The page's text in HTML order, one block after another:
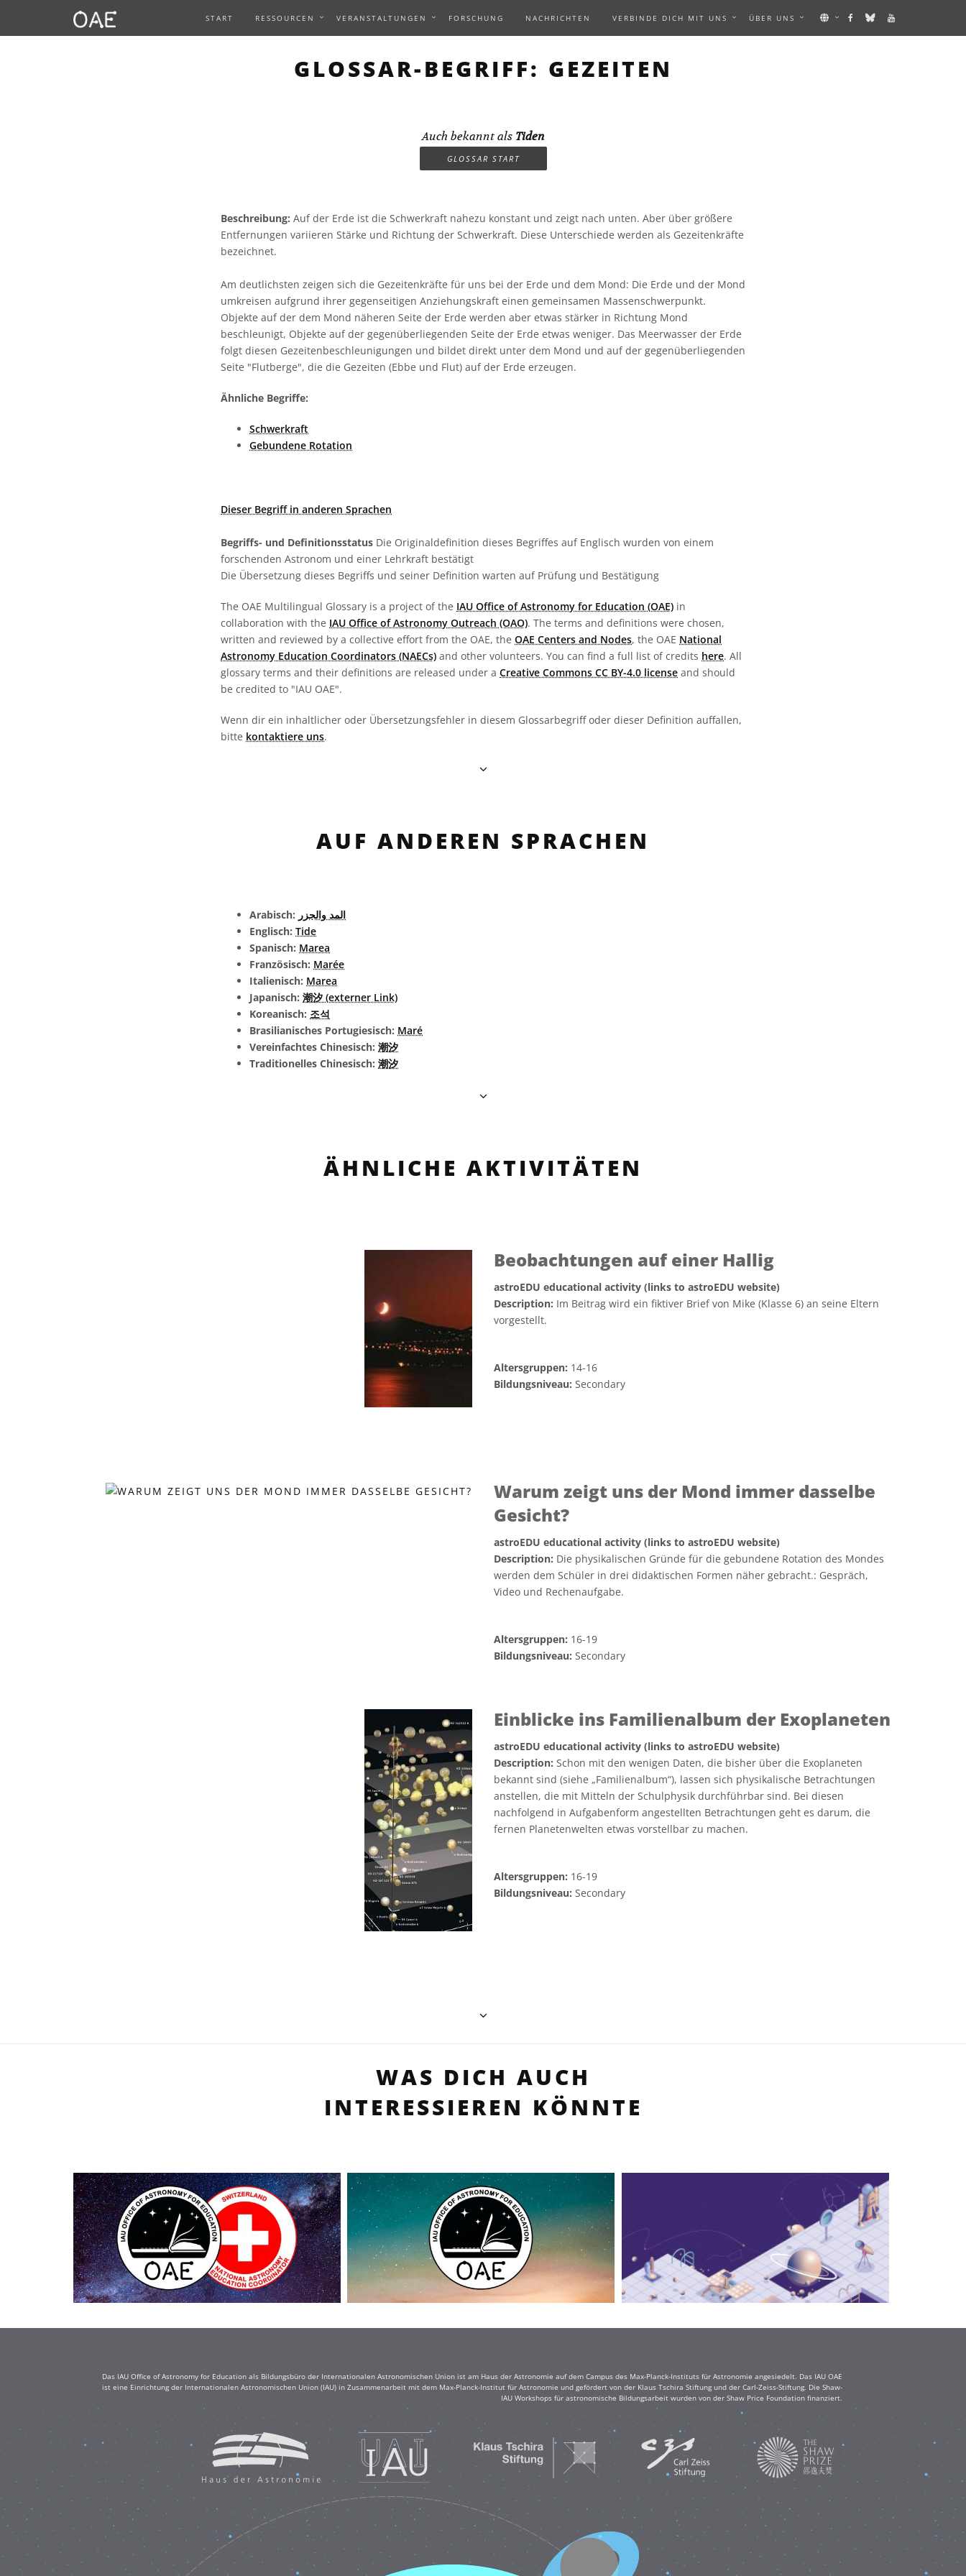
START RESSOURCEN VERANSTALTUNGEN FORSCHUNG NACHRICHTEN VERBINDE DICH MIT UNS ÜBER UNS
GLOSSAR-BEGRIFF: GEZEITEN
Auch bekannt als Tiden
GLOSSAR START
Beschreibung: Auf der Erde ist die Schwerkraft nahezu konstant und zeigt nach unten. Aber über größere
Entfernungen variieren Stärke und Richtung der Schwerkraft. Diese Unterschiede werden als Gezeitenkräfte
bezeichnet.
Am deutlichsten zeigen sich die Gezeitenkräfte für uns bei der Erde und dem Mond: Die Erde und der Mond
umkreisen aufgrund ihrer gegenseitigen Anziehungskraft einen gemeinsamen Massenschwerpunkt.
Objekte auf der dem Mond näheren Seite der Erde werden aber etwas stärker in Richtung Mond
beschleunigt, Objekte auf der gegenüberliegenden Seite der Erde etwas weniger. Das Meerwasser der Erde
folgt diesen Gezeitenbeschleunigungen und bildet direkt unter dem Mond und auf der gegenüberliegenden
Seite "Flutberge", die die Gezeiten (Ebbe und Flut) auf der Erde erzeugen.
Ähnliche Begriffe:
Schwerkraft
Gebundene Rotation
Dieser Begriff in anderen Sprachen
Begriffs- und Definitionsstatus Die Originaldefinition dieses Begriffes auf Englisch wurden von einem
forschenden Astronom und einer Lehrkraft bestätigt
Die Übersetzung dieses Begriffs und seiner Definition warten auf Prüfung und Bestätigung
The OAE Multilingual Glossary is a project of the IAU Office of Astronomy for Education (OAE) in
collaboration with the IAU Office of Astronomy Outreach (OAO). The terms and definitions were chosen,
written and reviewed by a collective effort from the OAE, the OAE Centers and Nodes, the OAE National
Astronomy Education Coordinators (NAECs) and other volunteers. You can find a full list of credits here. All
glossary terms and their definitions are released under a Creative Commons CC BY-4.0 license and should
be credited to "IAU OAE".
Wenn dir ein inhaltlicher oder Übersetzungsfehler in diesem Glossarbegriff oder dieser Definition auffallen,
bitte kontaktiere uns.
AUF ANDEREN SPRACHEN
Arabisch: المد والجزر
Englisch: Tide
Spanisch: Marea
Französisch: Marée
Italienisch: Marea
Japanisch: 潮汐 (externer Link)
Koreanisch: 조석
Brasilianisches Portugiesisch: Maré
Vereinfachtes Chinesisch: 潮汐
Traditionelles Chinesisch: 潮汐
ÄHNLICHE AKTIVITÄTEN
Beobachtungen auf einer Hallig
astroEDU educational activity (links to astroEDU website)
Description: Im Beitrag wird ein fiktiver Brief von Mike (Klasse 6) an seine Eltern
vorgestellt.
Altersgruppen: 14-16
Bildungsniveau: Secondary
Warum zeigt uns der Mond immer dasselbe
Gesicht?
astroEDU educational activity (links to astroEDU website)
Description: Die physikalischen Gründe für die gebundene Rotation des Mondes
werden dem Schüler in drei didaktischen Formen näher gebracht.: Gespräch,
Video und Rechenaufgabe.
Altersgruppen: 16-19
Bildungsniveau: Secondary
Einblicke ins Familienalbum der Exoplaneten
astroEDU educational activity (links to astroEDU website)
Description: Schon mit den wenigen Daten, die bisher über die Exoplaneten
bekannt sind (siehe „Familienalbum“), lassen sich physikalische Betrachtungen
anstellen, die mit Mitteln der Schulphysik durchführbar sind. Bei diesen
nachfolgend in Aufgabenform angestellten Betrachtungen geht es darum, die
fernen Planetenwelten etwas vorstellbar zu machen.
Altersgruppen: 16-19
Bildungsniveau: Secondary
WAS DICH AUCH
INTERESSIEREN KÖNNTE
Das IAU Office of Astronomy for Education als Bildungsbüro der Internationalen Astronomischen Union ist am Haus der Astronomie auf dem Campus des Max-Planck-Instituts für Astronomie angesiedelt. Das IAU OAE
ist eine Einrichtung der Internationalen Astronomischen Union (IAU) in Zusammenarbeit mit dem Max-Planck-Institut für Astronomie und gefördert von der Klaus Tschira Stiftung und der Carl-Zeiss-Stiftung. Die Shaw-
IAU Workshops für astronomische Bildungsarbeit wurden von der Shaw Price Foundation finanziert.